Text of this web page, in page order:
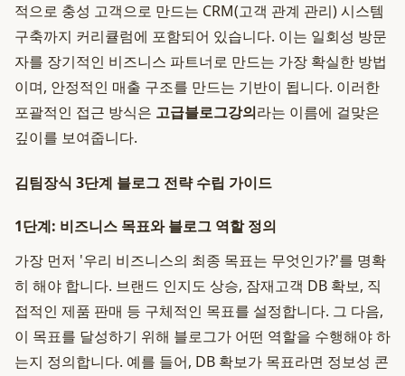
적으로 충성 고객으로 만드는 CRM(고객 관계 관리) 시스템
구축까지 커리큘럼에 포함되어 있습니다. 이는 일회성 방문
자를 장기적인 비즈니스 파트너로 만드는 가장 확실한 방법
이며, 안정적인 매출 구조를 만드는 기반이 됩니다. 이러한
포괄적인 접근 방식은 고급블로그강의라는 이름에 걸맞은
깊이를 보여줍니다.
김팀장식 3단계 블로그 전략 수립 가이드
1단계: 비즈니스 목표와 블로그 역할 정의
가장 먼저 '우리 비즈니스의 최종 목표는 무엇인가?'를 명확
히 해야 합니다. 브랜드 인지도 상승, 잠재고객 DB 확보, 직
접적인 제품 판매 등 구체적인 목표를 설정합니다. 그 다음,
이 목표를 달성하기 위해 블로그가 어떤 역할을 수행해야 하
는지 정의합니다. 예를 들어, DB 확보가 목표라면 정보성 콘